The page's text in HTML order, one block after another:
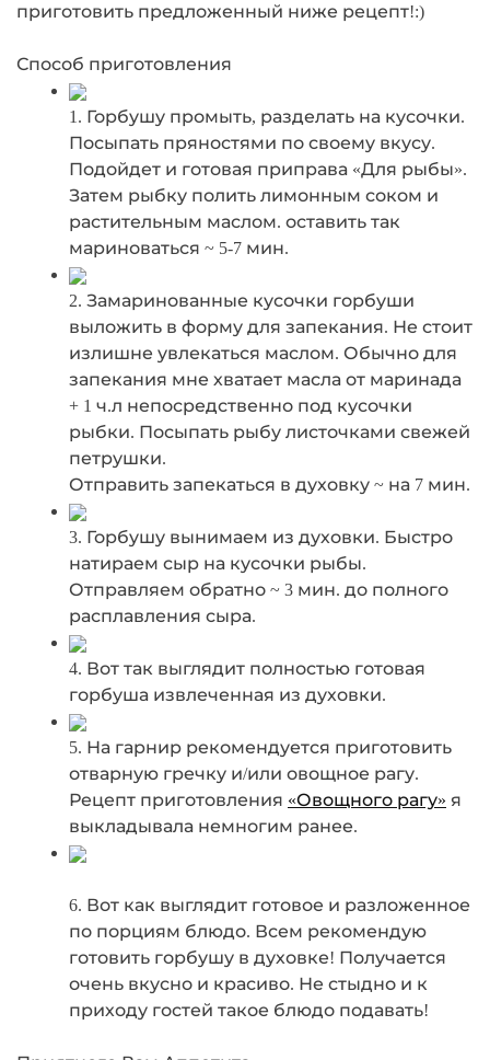
приготовить предложенный ниже рецепт!:)
Способ приготовления
1. Горбушу промыть, разделать на кусочки.
Посыпать пряностями по своему вкусу.
Подойдет и готовая приправа «Для рыбы».
Затем рыбку полить лимонным соком и
растительным маслом. оставить так
мариноваться ~ 5-7 мин.
2. Замаринованные кусочки горбуши
выложить в форму для запекания. Не стоит
излишне увлекаться маслом. Обычно для
запекания мне хватает масла от маринада
+ 1 ч.л непосредственно под кусочки
рыбки. Посыпать рыбу листочками свежей
петрушки.
Отправить запекаться в духовку ~ на 7 мин.
3. Горбушу вынимаем из духовки. Быстро
натираем сыр на кусочки рыбы.
Отправляем обратно ~ 3 мин. до полного
расплавления сыра.
4. Вот так выглядит полностью готовая
горбуша извлеченная из духовки.
5. На гарнир рекомендуется приготовить
отварную гречку и/или овощное рагу.
Рецепт приготовления «Овощного рагу» я
выкладывала немногим ранее.
6. Вот как выглядит готовое и разложенное
по порциям блюдо. Всем рекомендую
готовить горбушу в духовке! Получается
очень вкусно и красиво. Не стыдно и к
приходу гостей такое блюдо подавать!